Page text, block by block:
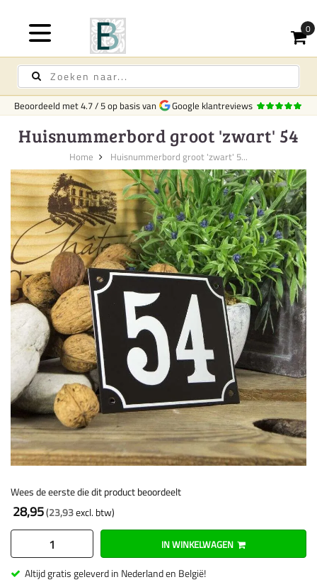
Beoordeeld met4.7/5op basis van Google klantreviews
Huisnummerbord groot 'zwart' 54
Home Huisnummerbord groot 'zwart' 5...
Wees de eerste die dit product beoordeelt
28,95 23,93
IN WINKELWAGEN
Altijd gratis geleverd in Nederland en België!